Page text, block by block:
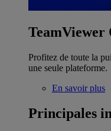
TeamViewer
Profitez de toute la
une seule plateforme.
En savoir plus
Principales